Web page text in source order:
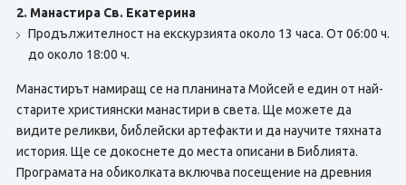
2. Манастира Св. Екатерина
Продължителност на екскурзията около 13 часа. От 06:00 ч.
до около 18:00 ч.
Манастирът намиращ се на планината Мойсей е един от най-
старите християнски манастири в света. Ще можете да
видите реликви, библейски артефакти и да научите тяхната
история. Ще се докоснете до места описани в Библията.
Програмата на обиколката включва посещение на древния